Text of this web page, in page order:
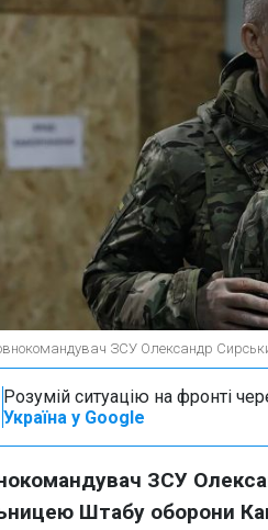
ЗСУ Олександр
Розумій ситуацію на фронті
Україна у Google
ЗСУ
Штабу оборони